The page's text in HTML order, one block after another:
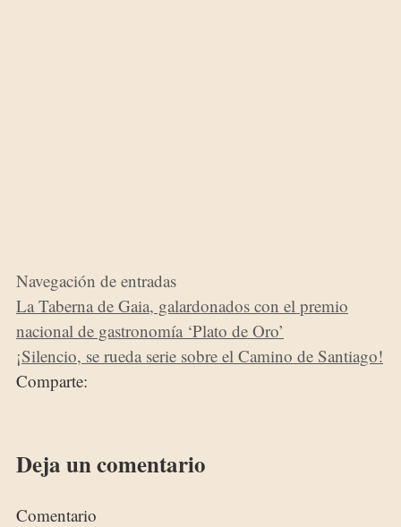
Navegación de entradas
La Taberna de Gaia, galardonados con el premio
nacional de gastronomía ‘Plato de Oro’
¡Silencio, se rueda serie sobre el Camino de Santiago!
Comparte:
Deja un comentario
Comentario